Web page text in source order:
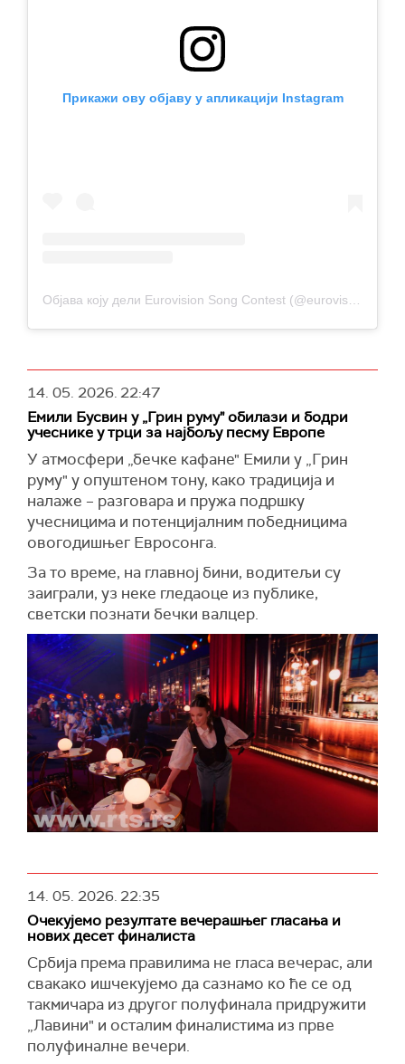
Прикажи ову објаву у апликацији Instagram
Објава коју дели Eurovision Song Contest (@eurovision)
14. 05. 2026.22:47
Емили Бусвин у „Грин руму" обилази и бодри
учеснике у трци за најбољу песму Европе
У атмосфери „бечке кафане" Емили у „Грин
руму" у опуштеном тону, како традиција и
налаже – разговара и пружа подршку
учесницима и потенцијалним победницима
овогодишњег Евросонга.
За то време, на главној бини, водитељи су
заиграли, уз неке гледаоце из публике,
светски познати бечки валцер.
14. 05. 2026.22:35
Очекујемо резултате вечерашњег гласања и
нових десет финалиста
Србија према правилима не гласа вечерас, али
свакако ишчекујемо да сазнамо ко ће се од
такмичара из другог полуфинала придружити
„Лавини" и осталим финалистима из прве
полуфиналне вечери.